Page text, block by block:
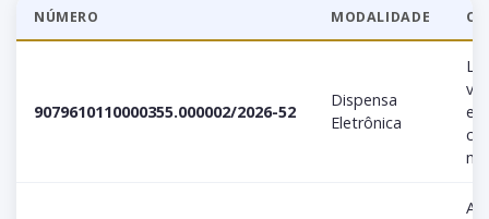
NÚMERO MODALIDADE
9079610110000355.000002/2026-52
Dispensa
Eletrônica
e